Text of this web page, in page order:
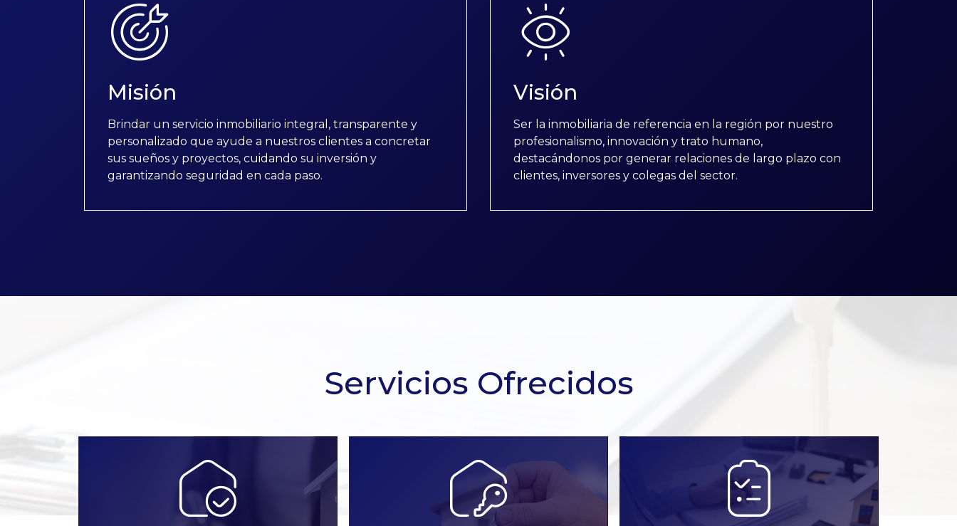
Misión
Brindar un servicio inmobiliario integral, transparente y
personalizado que ayude a nuestros clientes a concretar
sus sueños y proyectos, cuidando su inversión y
garantizando seguridad en cada paso.
Visión
Ser la inmobiliaria de referencia en la región por nuestro
profesionalismo, innovación y trato humano,
destacándonos por generar relaciones de largo plazo con
clientes, inversores y colegas del sector.
Servicios Ofrecidos